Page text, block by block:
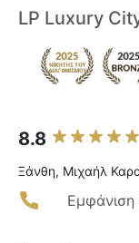
LP Luxury
8.8
Ξάνθη, Μιχαήλ